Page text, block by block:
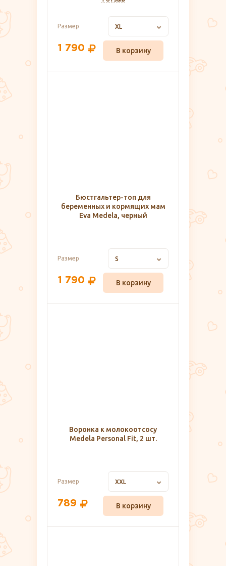
Размер XL
1 790 В корзину
Бюстгальтер-топ для
беременных и кормящих мам
Eva Medela, черный
Размер S
1 790 В корзину
Воронка к молокоотсосу
Medela Personal Fit, 2 шт.
Размер XXL
789 В корзину